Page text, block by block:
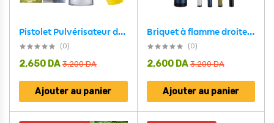
Pistolet Pulvérisateur de Mousse à Haute Pression avec 8 Fonctions – رشاش الرغوة
(0)
3,200DA
2,650 DA
Ajouter au panier
Briquet à flamme droite très puissant coupe-vent – موقد نار محمول
(0)
3,200DA
2,600 DA
Ajouter au panier